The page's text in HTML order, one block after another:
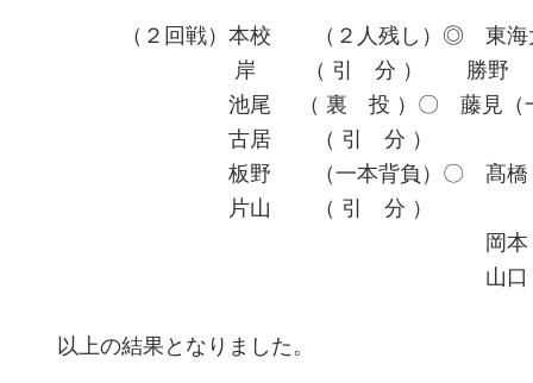
（２回戦）本校 （２人残し）◎ 東海大
岸 （ 引 分 ） 勝野
池尾 （ 裏 投 ）〇 藤見（一
古居 （ 引 分 ）
板野 （一本背負）〇 髙橋（
片山 （ 引 分 ）
岡本
山口
以上の結果となりました。